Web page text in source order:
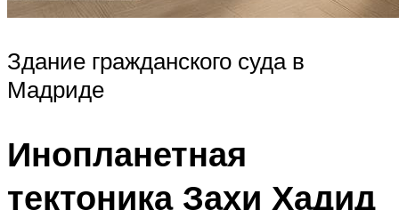
Здание гражданского суда в
Мадриде
Инопланетная
тектоника Захи Хадид